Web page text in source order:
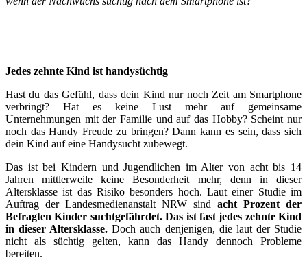
Jedes zehnte Kind ist handysüchtig
Hast du das Gefühl, dass dein Kind nur noch Zeit am Smartphone
verbringt? Hat es keine Lust mehr auf gemeinsame
Unternehmungen mit der Familie und auf das Hobby? Scheint nur
noch das Handy Freude zu bringen? Dann kann es sein, dass sich
dein Kind auf eine Handysucht zubewegt.
Das ist bei Kindern und Jugendlichen im Alter von acht bis 14
Jahren mittlerweile keine Besonderheit mehr, denn in dieser
Altersklasse ist das Risiko besonders hoch. Laut einer Studie im
Auftrag der Landesmedienanstalt NRW sind acht Prozent der
Befragten Kinder suchtgefährdet. Das ist fast jedes zehnte Kind
in dieser Altersklasse. Doch auch denjenigen, die laut der Studie
nicht als süchtig gelten, kann das Handy dennoch Probleme
bereiten.